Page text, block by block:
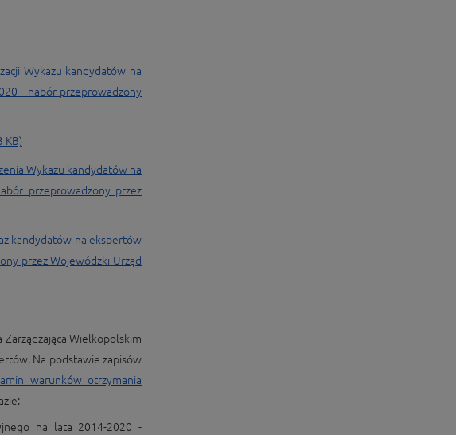
Wykazu kandydatów na
- nabór przeprowadzony
KB)
Wykazu kandydatów na
przeprowadzony przez
kandydatów na ekspertów
przez Wojewódzki Urząd
Wielkopolskim
Na podstawie zapisów
warunków otrzymania
na lata 2014-2020 -